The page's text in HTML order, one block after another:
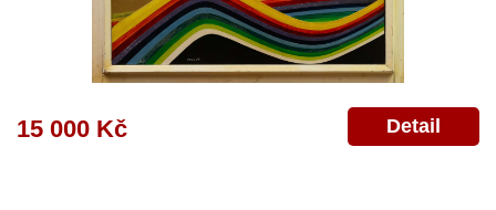
15 000 Kč Detail